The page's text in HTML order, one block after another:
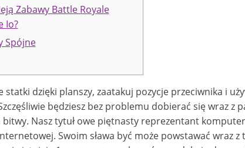
Zabawy Battle Royale
Io?
Spójne
statki dzięki planszy, zaatakuj pozycje przeciwnika i
będziesz bez problemu dobierać się wraz
Nasz tytuł owe piętnasty reprezentant
Swoim sława być może powstawać wraz